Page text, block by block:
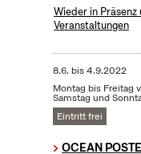
Wieder in
Veranstaltungen
8.6. bis4.9.2022
Montag bis Freitag
Samstag und
Eintritt frei
OCEAN